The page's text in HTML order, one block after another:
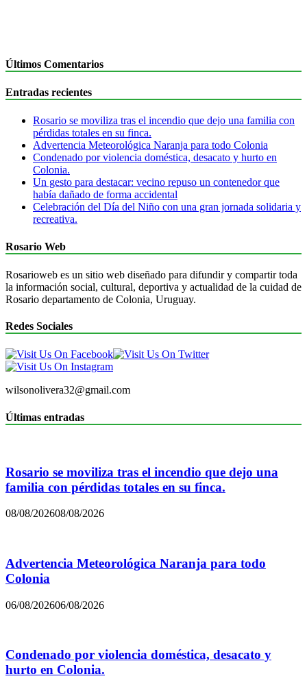
Últimos Comentarios
Entradas recientes
Rosario se moviliza tras el incendio que dejo una familia con
pérdidas totales en su finca.
Advertencia Meteorológica Naranja para todo Colonia
Condenado por violencia doméstica, desacato y hurto en
Colonia.
Un gesto para destacar: vecino repuso un contenedor que
había dañado de forma accidental
Celebración del Día del Niño con una gran jornada solidaria y
recreativa.
Rosario Web
Rosarioweb es un sitio web diseñado para difundir y compartir toda
la información social, cultural, deportiva y actualidad de la cuidad de
Rosario departamento de Colonia, Uruguay.
Redes Sociales
wilsonolivera32@gmail.com
Últimas entradas
Rosario se moviliza tras el incendio que dejo una
familia con pérdidas totales en su finca.
08/08/202608/08/2026
Advertencia Meteorológica Naranja para todo
Colonia
06/08/202606/08/2026
Condenado por violencia doméstica, desacato y
hurto en Colonia.